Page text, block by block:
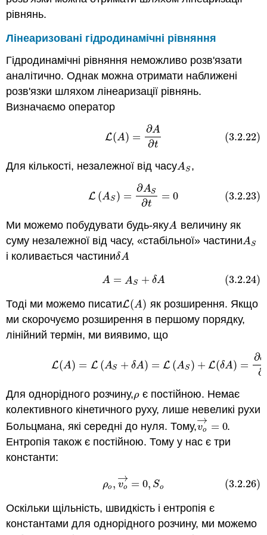
рівнянь.
Лінеаризовані гідродинамічні рівняння
Гідродинамічні рівняння неможливо розв'язати
аналітично. Однак можна отримати наближені
розв'язки шляхом лінеаризації рівнянь.
Визначаємо оператор
L(A) =
∂A
∂t
(3.2.22)
(3.2.22)L )=∂A
Для кількості, незалежної від часуAS
AS,
L (AS ) =
∂AS
∂t
= 0 (3.2.23)
(3.2.23) L S)=∂A ∂t=
Ми можемо побудувати будь-якуA
A величину як
суму незалежної від часу, «стабільної» частиниAS
AS
і коливається частиниδA
δA
A = AS + δA (3.2.24)
(3.2.24)A= AS+δ
Тоді ми можемо писатиL(A)
L(A)
як розширення. Якщо
ми скорочуємо розширення в першому порядку,
лінійний термін, ми виявимо, що
L(A) = L (AS + δA) = L (AS ) + L(δA) =
∂δ
∂
(3.2.25)L ( A L A S+ )=L ( AS ) L(δA )= A∂
Для однорідного розчину,ρ
ρ є постійною. Немає
колективного кінетичного руху, лише невеликі рухи
Больцмана, які середні до нуля. Тому,vo
→
= 0
vo → =0.
Ентропія також є постійною. Тому у нас є три
константи:
ρo , vo
→
= 0, So (3.2.26)
(3.2.26)ρo ,v o→=
Оскільки щільність, швидкість і ентропія є
константами для однорідного розчину, ми можемо